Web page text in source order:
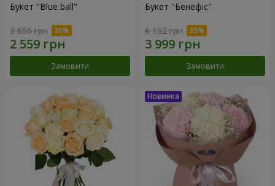
Букет "Blue ball"
3 656 грн
Замовити
Букет "Бенефіс"
6 152 грн
Замовити